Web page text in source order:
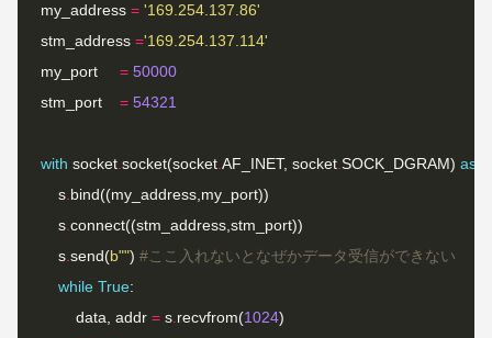
my_address = '169.254.137.86'
stm_address ='169.254.137.114'
my_port = 50000
stm_port = 54321
with socket.socket(socket.AF_INET, socket.SOCK_DGRAM) as
    s
.
    s
.
    s
.send(b"") #ここ入れないとなぜかデータ受信ができない
while True
        data, addr
= s.recvfrom(1024